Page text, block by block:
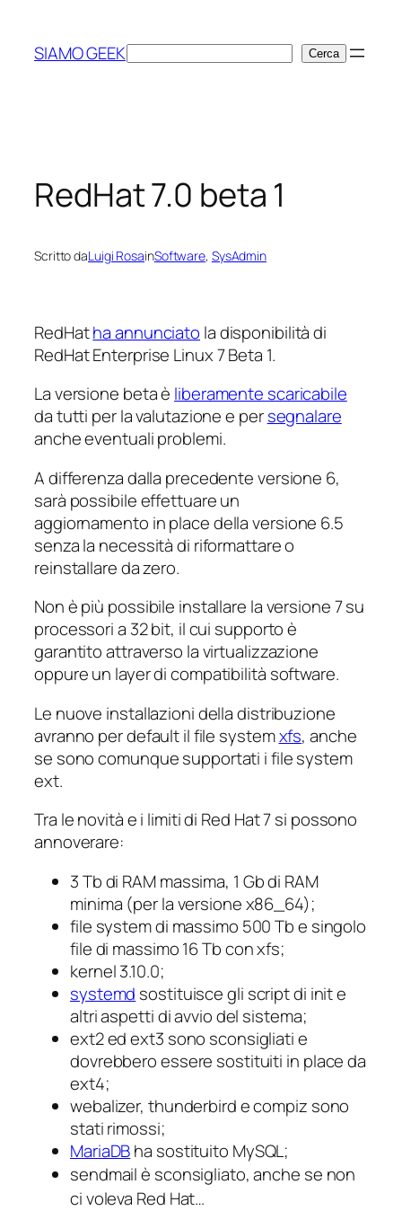
contenuto
SIAMO GEEKCerca Cerca
RedHat 7.0 beta 1
Scritto daLuigi RosainSoftware, SysAdmin
RedHatha annunciato la disponibilità di
RedHat Enterprise Linux 7 Beta 1.
La versione beta è liberamente scaricabile
da tutti per la valutazione e persegnalare
anche eventuali problemi.
A differenza dalla precedente versione 6,
sarà possibile effettuare un
aggiornamento in placedella versione 6.5
senza la necessità di riformattare o
reinstallare da zero.
Non è più possibile installare la versione 7 su
processori a 32 bit, il cui supporto è
garantito attraverso la virtualizzazione
oppure un layer di compatibilità software.
Le nuove installazioni della distribuzione
avranno per default il file systemxfs, anche
se sono comunque supportati i file system
ext.
Tra le novità e i limiti di Red Hat 7 si possono
annoverare:
3 Tb di RAM massima, 1 Gb di RAM
minima (per la versione x86_64);
file system di massimo 500 Tb e singolo
file di massimo 16 Tb con xfs;
kernel 3.10.0;
systemd sostituisce gli script di init e
altri aspetti di avvio del sistema;
ext2 ed ext3 sono sconsigliati e
dovrebbero essere sostituiti in placeda
ext4;
webalizer, thunderbird e compiz sono
stati rimossi;
MariaDBha sostituito MySQL;
sendmail è sconsigliato, anche se non
ci voleva Red Hat…